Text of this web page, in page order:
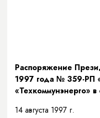
Распоряжение
1997 года № 359-РП
«Техкоммунэнерго»
14 августа 1997 г.